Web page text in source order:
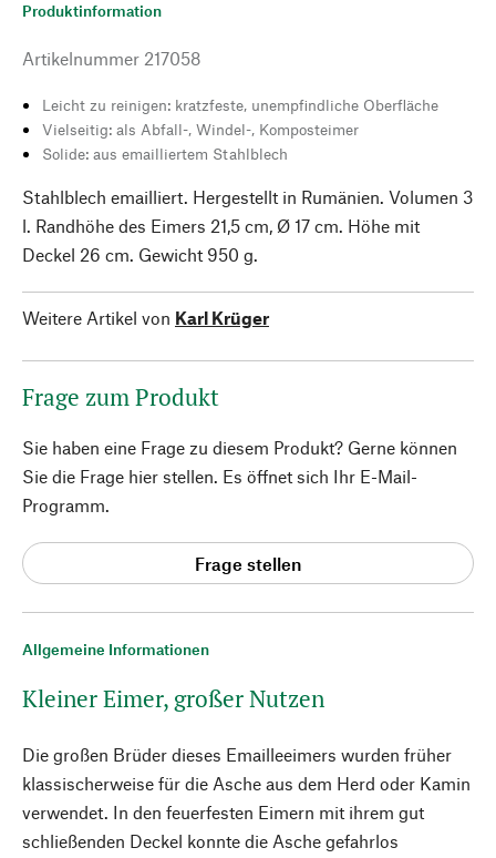
Allgemeine Informationen
Kleiner Eimer, großer Nutzen
Die großen Brüder dieses Emailleeimers wurden früher
klassischerweise für die Asche aus dem Herd oder Kamin
verwendet. In den feuerfesten Eimern mit ihrem gut
schließenden Deckel konnte die Asche gefahrlos
Produktinformation
Artikelnummer 217058
Leicht zu reinigen: kratzfeste, unempfindliche Oberfläche
Vielseitig: als Abfall-, Windel-, Komposteimer
Solide: aus emailliertem Stahlblech
Stahlblech emailliert. Hergestellt in Rumänien. Volumen 3
l. Randhöhe des Eimers 21,5 cm, Ø 17 cm. Höhe mit
Deckel 26 cm. Gewicht 950 g.
Weitere Artikel von Karl Krüger
Frage zum Produkt
Sie haben eine Frage zu diesem Produkt? Gerne können
Sie die Frage hier stellen. Es öffnet sich Ihr E-Mail-
Programm.
Frage stellen